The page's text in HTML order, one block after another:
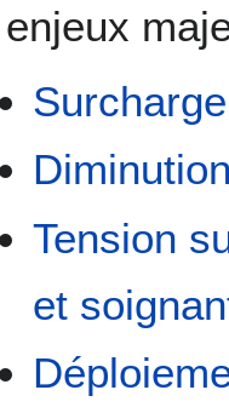
enjeux
Tension
et